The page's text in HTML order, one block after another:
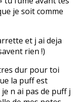
je soit comme
et j ai deja
rien !)
dur pour toi
la puff est
n ai pas de puff j